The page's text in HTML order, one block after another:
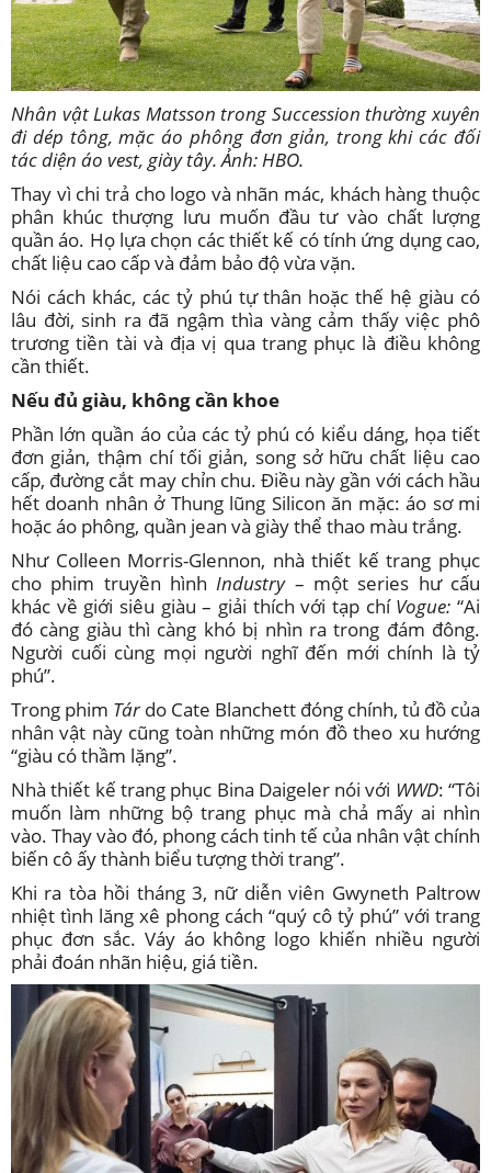
Nhân vật Lukas Matsson trong Succession thường xuyên
đi dép tông, mặc áo phông đơn giản, trong khi các đối
tác diện áo vest, giày tây. Ảnh: HBO.
Thay vì chi trả cho logo và nhãn mác, khách hàng thuộc
phân khúc thượng lưu muốn đầu tư vào chất lượng
quần áo. Họ lựa chọn các thiết kế có tính ứng dụng cao,
chất liệu cao cấp và đảm bảo độ vừa vặn.
Nói cách khác, các tỷ phú tự thân hoặc thế hệ giàu có
lâu đời, sinh ra đã ngậm thìa vàng cảm thấy việc phô
trương tiền tài và địa vị qua trang phục là điều không
cần thiết.
Nếu đủ giàu, không cần khoe
Phần lớn quần áo của các tỷ phú có kiểu dáng, họa tiết
đơn giản, thậm chí tối giản, song sở hữu chất liệu cao
cấp, đường cắt may chỉn chu. Điều này gần với cách hầu
hết doanh nhân ở Thung lũng Silicon ăn mặc: áo sơ mi
hoặc áo phông, quần jean và giày thể thao màu trắng.
Như Colleen Morris-Glennon, nhà thiết kế trang phục
cho phim truyền hìnhIndustry– một series hư cấu
khác về giới siêu giàu – giải thích với tạp chí Vogue:“Ai
đó càng giàu thì càng khó bị nhìn ra trong đám đông.
Người cuối cùng mọi người nghĩ đến mới chính là tỷ
phú”.
Trong phim Tárdo Cate Blanchett đóng chính, tủ đồ của
nhân vật này cũng toàn những món đồ theo xu hướng
“giàu có thầm lặng”.
Nhà thiết kế trang phục Bina Daigeler nói với WWD: “Tôi
muốn làm những bộ trang phục mà chả mấy ai nhìn
vào. Thay vào đó, phong cách tinh tế của nhân vật chính
biến cô ấy thành biểu tượng thời trang”.
Khi ra tòa hồi tháng 3, nữ diễn viên Gwyneth Paltrow
nhiệt tình lăng xê phong cách “quý cô tỷ phú” với trang
phục đơn sắc. Váy áo không logo khiến nhiều người
phải đoán nhãn hiệu, giá tiền.